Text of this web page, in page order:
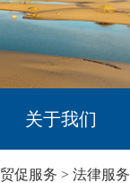
关于我们
贸促服务 > 法律服务